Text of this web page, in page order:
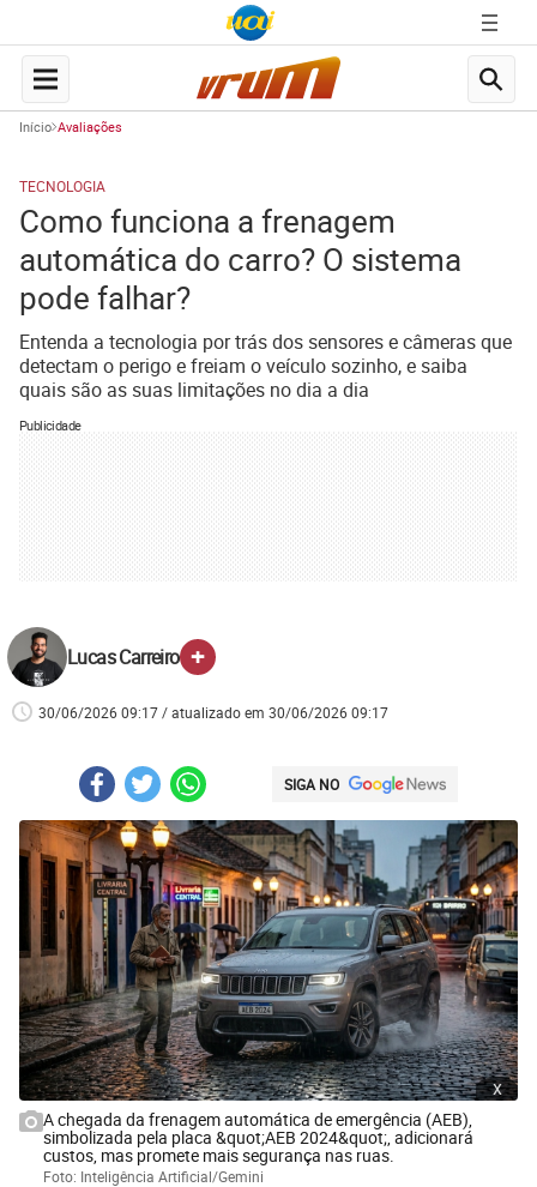
Início Avaliações
TECNOLOGIA
Como funciona a frenagem
automática do carro? O sistema
pode falhar?
Entenda a tecnologia por trás dos sensores e câmeras que
detectam o perigo e freiam o veículo sozinho, e saiba
quais são as suas limitações no dia a dia
Publicidade
Lucas Carreiro +
30/06/2026 09:17 / atualizado em 30/06/2026 09:17
SIGA NO
x
A chegada da frenagem automática de emergência (AEB),
simbolizada pela placa &quot;AEB 2024&quot;, adicionará
custos, mas promete mais segurança nas ruas.
Foto: Inteligência Artificial/Gemini